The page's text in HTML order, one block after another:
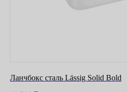
Ланчбокс сталь Lässig Solid Bold